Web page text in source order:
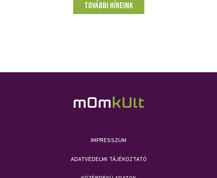
TOVÁBBI HÍREINK
IMPRESSZUM
ADATVÉDELMI TÁJÉKOZTATÓ